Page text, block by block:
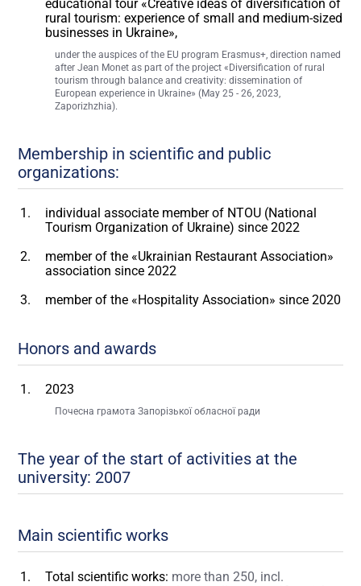
educational tour «Creative ideas of diversification of
rural tourism: experience of small and medium-sized
businesses in Ukraine»,
under the auspices of the EU program Erasmus+, direction named
after Jean Monet as part of the project «Diversification of rural
tourism through balance and creativity: dissemination of
European experience in Ukraine» (May 25 - 26, 2023,
Zaporizhzhia).
Membership in scientific and public
organizations:
individual associate member of NTOU (National
Tourism Organization of Ukraine) since 2022
member of the «Ukrainian Restaurant Association»
association since 2022
member of the «Hospitality Association» since 2020
Honors and awards
2023
Почесна грамота Запорізької обласної ради
The year of the start of activities at the
university: 2007
Main scientific works
Total scientific works: more than 250, incl.